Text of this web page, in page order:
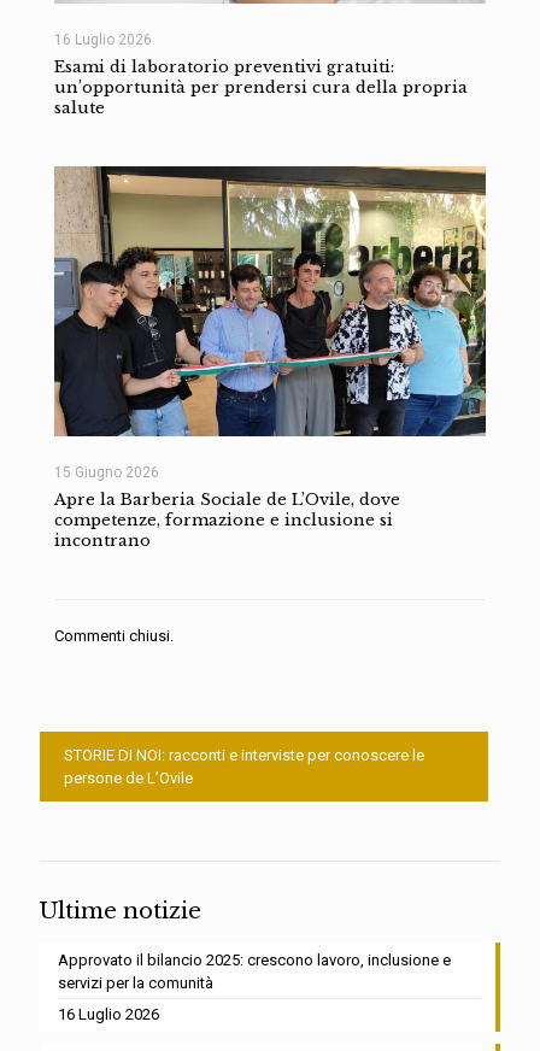
16 Luglio 2026
Esami di laboratorio preventivi gratuiti:
un’opportunità per prendersi cura della propria
salute
15 Giugno 2026
Apre la Barberia Sociale de L’Ovile, dove
competenze, formazione e inclusione si
incontrano
Commenti chiusi.
STORIE DI NOI: racconti e interviste per conoscere le
persone de L’Ovile
Ultime notizie
Approvato il bilancio 2025: crescono lavoro, inclusione e
servizi per la comunità
16 Luglio 2026